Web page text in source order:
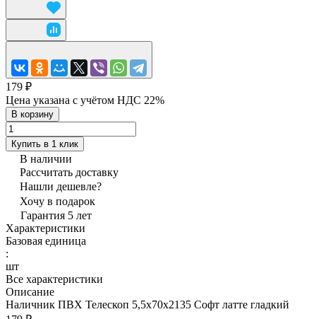
179 ₽
Цена указана с учётом НДС 22%
В корзину
Купить в 1 клик
В наличии
Рассчитать доставку
Нашли дешевле?
Хочу в подарок
Гарантия 5 лет
Характеристики
Базовая единица
:
шт
Все характеристики
Описание
Наличник ПВХ Телескоп 5,5х70х2135 Софт латте гладкий